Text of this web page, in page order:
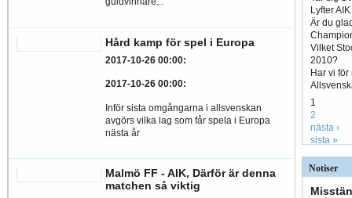
Hård kamp för spel i Europa
2017-10-26 00:00:
2017-10-26 00:00:
Inför sista omgångarna i allsvenskan
avgörs vilka lag som får spela i Europa
nästa år
Malmö FF - AIK, Därför är denna
matchen så viktig
Lyfter
Är du
Vilket
2010?
Har vi
1
2
nästa ›
sista »
Notiser